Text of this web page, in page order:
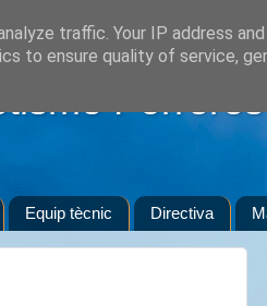
Porreres
Equip tècnic Directiva
traffic. Your IP address
to ensure quality of service,